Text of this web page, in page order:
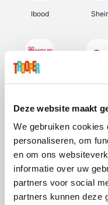
Deze website maakt
We gebruiken cookies
personaliseren, om
en om ons
informatie over uw
partners voor social
partners kunnen deze
Ibood